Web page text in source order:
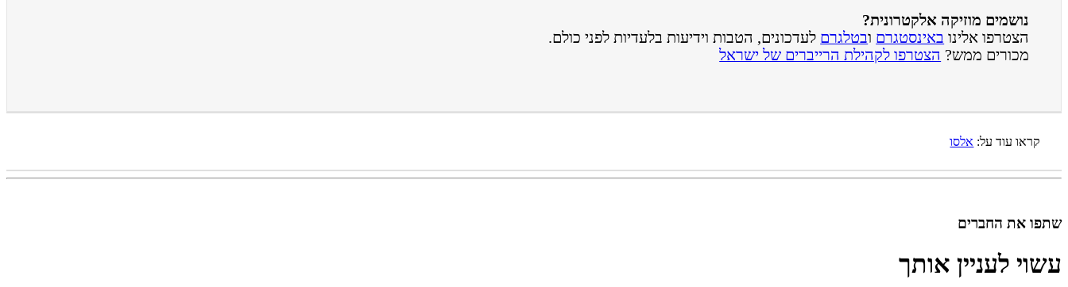
נושמים מוזיקה אלקטרונית?
הצטרפו אלינו באינסטגרם ובטלגרם לעדכונים, הטבות וידיעות בלעדיות לפני כולם.
מכורים ממש? הצטרפו לקהילת הרייברים של ישראל
קראו עוד על: אלסו
שתפו את החברים
עשוי לעניין אותך